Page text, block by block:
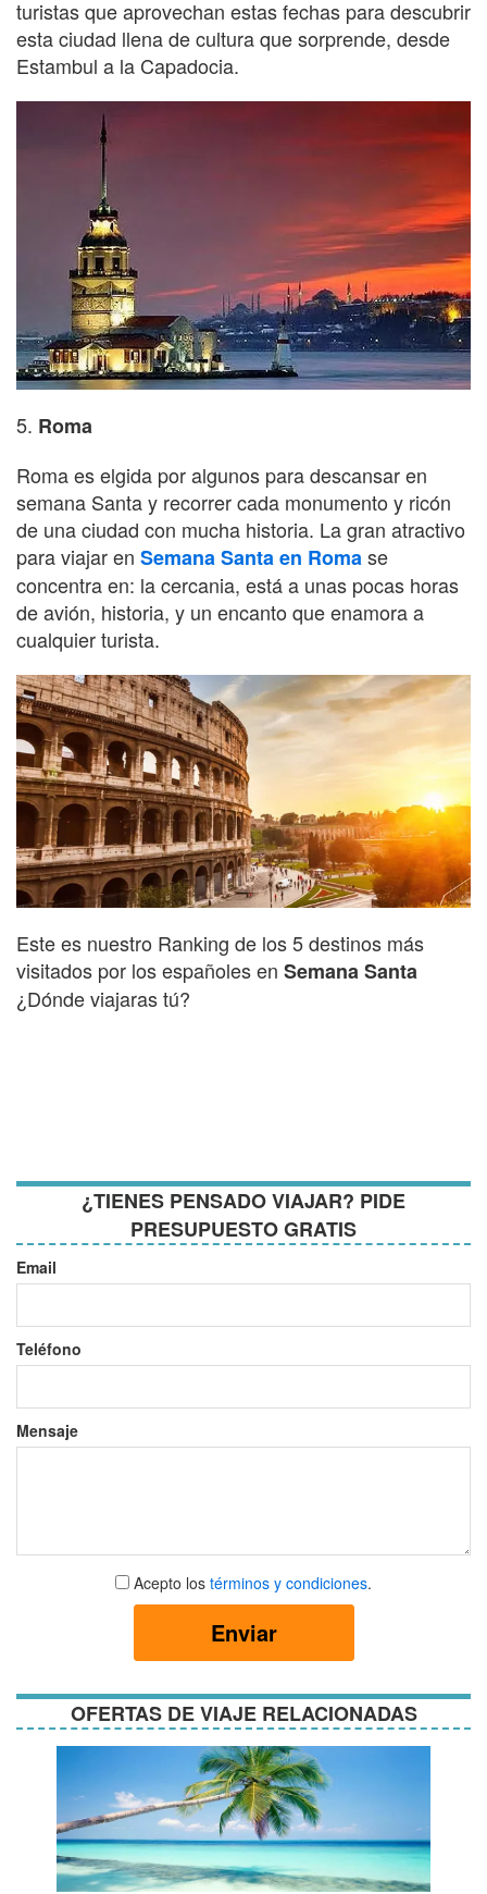
turistas que aprovechan estas fechas para descubrir
esta ciudad llena de cultura que sorprende, desde
Estambul a la Capadocia.
5. Roma
Roma es elgida por algunos para descansar en
semana Santa y recorrer cada monumento y ricón
de una ciudad con mucha historia. La gran atractivo
para viajar en Semana Santa en Romase
concentra en: la cercania, está a unas pocas horas
de avión, historia, y un encanto que enamora a
cualquier turista.
Este es nuestro Ranking de los 5 destinos más
visitados por los españoles en Semana Santa
¿Dónde viajaras tú?
¿TIENES PENSADO VIAJAR? PIDE
PRESUPUESTO GRATIS
Email
Teléfono
Mensaje
Aceptar
términos
Acepto los términos y condiciones.
Enviar
OFERTAS DE VIAJE RELACIONADAS